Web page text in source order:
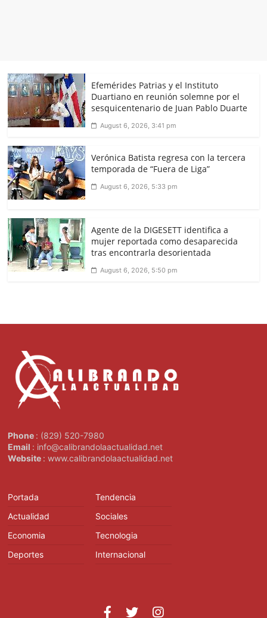
Efemérides Patrias y el Instituto
Duartiano en reunión solemne por el
sesquicentenario de Juan Pablo Duarte
August 6, 2026, 3:41 pm
Verónica Batista regresa con la tercera
temporada de “Fuera de Liga”
August 6, 2026, 5:33 pm
Agente de la DIGESETT identifica a
mujer reportada como desaparecida
tras encontrarla desorientada
August 6, 2026, 5:50 pm
Phone : (829) 520-7980
Email : info@calibrandolaactualidad.net
Website : www.calibrandolaactualidad.net
Portada
Actualidad
Economia
Deportes
Tendencia
Sociales
Tecnologia
Internacional